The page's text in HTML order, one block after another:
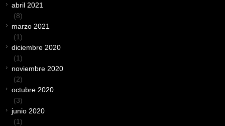
abril 2021
(8)
marzo 2021
(1)
diciembre 2020
(1)
noviembre 2020
(2)
octubre 2020
(3)
junio 2020
(1)